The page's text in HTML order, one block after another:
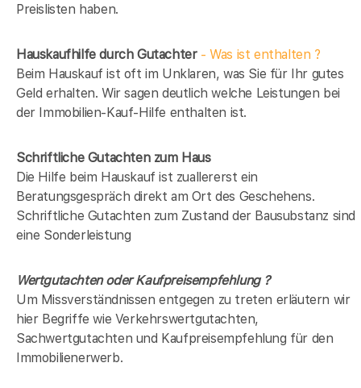
Preislisten haben.
Hauskaufhilfe durch Gutachter- Was ist enthalten ?
Beim Hauskauf ist oft im Unklaren, was Sie für Ihr gutes
Geld erhalten. Wir sagen deutlich welche Leistungen bei
der Immobilien-Kauf-Hilfe enthalten ist.
Schriftliche Gutachten zum Haus
Die Hilfe beim Hauskauf ist zuallererst ein
Beratungsgespräch direkt am Ort des Geschehens.
Schriftliche Gutachten zum Zustand der Bausubstanz sind
eine Sonderleistung
Wertgutachten oder Kaufpreisempfehlung ?
Um Missverständnissen entgegen zu treten erläutern wir
hier Begriffe wie Verkehrswertgutachten,
Sachwertgutachten und Kaufpreisempfehlung für den
Immobilienerwerb.